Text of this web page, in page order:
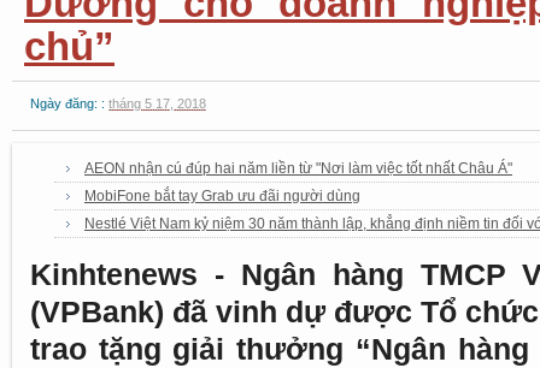
chủ”
Ngày đăng: : tháng 5 17, 2018
AEON nhận cú đúp hai năm liền từ "Nơi làm việc tốt nhất Châu Á"
MobiFone bắt tay Grab ưu đãi người dùng
Nestlé Việt Nam kỷ niệm 30 năm thành lập, khẳng định niềm tin đối
Kinhtenews - Ngân hàng TMCP
(VPBank) đã vinh dự được Tổ
trao tặng giải thưởng “Ngân